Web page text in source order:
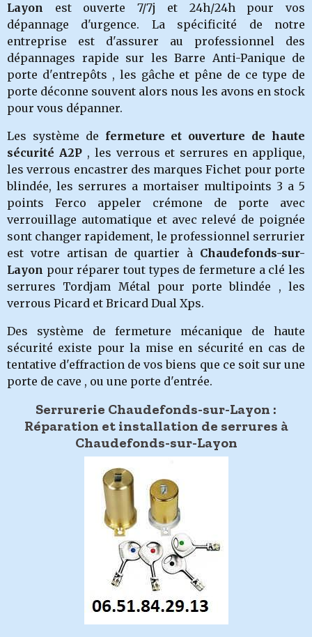
Layon
est ouverte 7/7j et 24h/24h pour vos
dépannage d'urgence. La spécificité de notre
entreprise est d'assurer au professionnel des
dépannages rapide sur les Barre Anti-Panique de
porte d'entrepôts , les gâche et pêne de ce type de
porte déconne souvent alors nous les avons en stock
pour vous dépanner.
Les système de fermeture et ouverture de haute
sécurité A2P, les verrous et serrures en applique,
les verrous encastrer des marques Fichet pour porte
blindée, les serrures a mortaiser multipoints 3 a 5
points Ferco appeler crémone de porte avec
verrouillage automatique et avec relevé de poignée
sont changer rapidement, le professionnel serrurier
est votre artisan de quartier à Chaudefonds-sur-
Layon pour réparer tout types de fermeture a clé les
serrures Tordjam Métal pour porte blindée , les
verrous Picard et Bricard Dual Xps.
Des système de fermeture mécanique de haute
sécurité existe pour la mise en sécurité en cas de
tentative d'effraction de vos biens que ce soit sur une
porte de cave , ou une porte d'entrée.
Serrurerie Chaudefonds-sur-Layon :
Réparation et installation de serrures à
Chaudefonds-sur-Layon